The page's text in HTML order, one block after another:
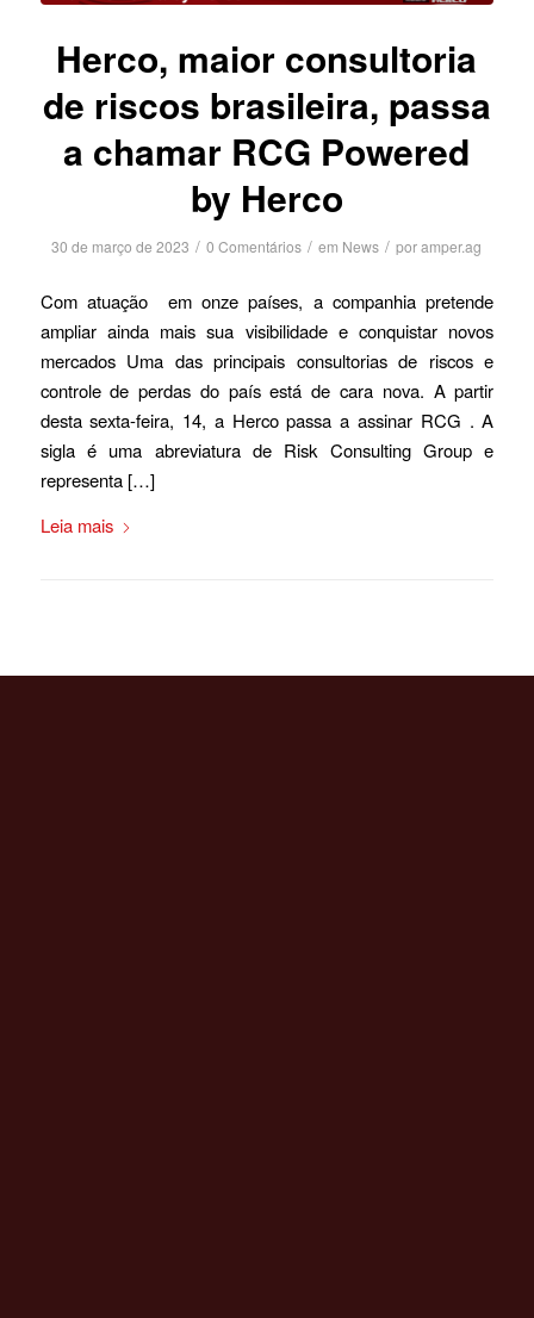
Herco, maior consultoria
de riscos brasileira, passa
a chamar RCG Powered
by Herco
30 de março de 2023 / 0 Comentários / em News / poramper.ag
Com atuação em onze países, a companhia pretende
ampliar ainda mais sua visibilidade e conquistar novos
mercados Uma das principais consultorias de riscos e
controle de perdas do país está de cara nova. A partir
desta sexta-feira, 14, a Herco passa a assinar RCG . A
sigla é uma abreviatura de Risk Consulting Group e
representa […]
Leia mais